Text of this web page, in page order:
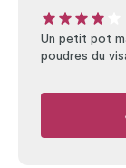
Note
Un petit pot
poudres du